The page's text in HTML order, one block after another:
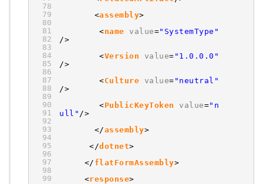
78
79
80
81
82
83
84
85
86
87
88
89
90
91
92
93
94
95
96
97
98
99
<assembly>
<name value="SystemType"
/>
<Version value= "1.0.0.0"
/>
<Culture value= "neutral"
/>
<PublicKeyToken value="n
ull" />
</assembly>
</dotnet>
</ flatFormAssembly>
<response>